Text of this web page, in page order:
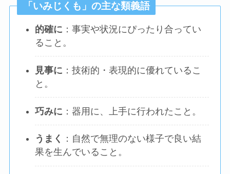
「いみじくも」の主な類義語
的確に ：事実や状況にぴったり合ってい
ること。
見事に ：技術的・表現的に優れているこ
と。
巧みに ：器用に、上手に行われたこと。
うまく
：自然で無理のない様子で良い結
果を生んでいること。